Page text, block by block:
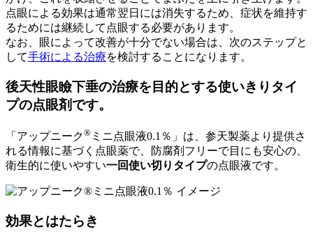
点眼による効果は通常翌日には消失するため、症状を維持す
るためには継続して点眼する必要があります。
なお、眼によって改善が十分でない場合は、次のステップと
して手術による治療を検討することになります。
後天性眼瞼下垂の治療を目的とする使いきりタイ
プの点眼剤です。
「アップニーク® ミニ点眼液0.1％」は、参天製薬より提供さ
れる情報に基づく点眼薬で、防腐剤フリーで目にも安心の、
衛生的に使いやすい一回使い切りタイプの点眼液です。
効果とはたらき